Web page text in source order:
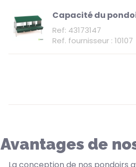
Capacité du
Ref: 43173147
Ref. fournisseur : 10107
Avantages de